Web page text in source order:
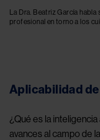
La Dra. Beatriz García
profesional en torno a los
Aplicabilidad de
¿Qué es la
avances al campo de